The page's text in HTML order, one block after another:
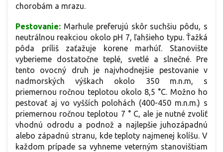
chorobám a mrazu.
Pestovanie: Marhule preferujú skôr suchšiu pôdu, s
neutrálnou reakciou okolo pH 7, ľahšieho typu. Ťažká
pôda príliš zaťažuje korene marhúľ. Stanovište
vyberieme dostatočne teplé, svetlé a slnečné. Pre
tento ovocný druh je najvhodnejšie pestovanie v
nadmorských výškach okolo 350 m.n.m, s
priemernou ročnou teplotou okolo 8,5 °C. Možno ho
pestovať aj vo vyšších polohách (400-450 m.n.m.) s
priemernou ročnou teplotou 7 ° C, ale je nutné zvoliť
vhodnú odrodu a podnož a najlepšie juhozápadnú
alebo západnú stranu, kde teploty najmenej kolíšu. V
každom prípade sa vyhneme veterným stanovištiam